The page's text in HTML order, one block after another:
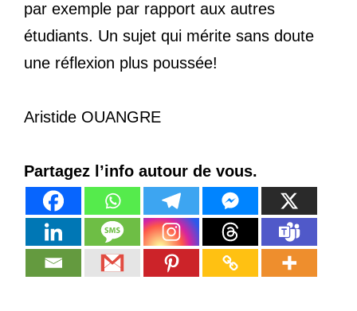
par exemple par rapport aux autres
étudiants. Un sujet qui mérite sans doute
une réflexion plus poussée!
Aristide OUANGRE
Partagez l’info autour de vous.